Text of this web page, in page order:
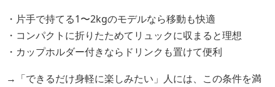
・片手で持てる1〜2kgのモデルなら移動も快適
・コンパクトに折りたためてリュックに収まると理想
・カップホルダー付きならドリンクも置けて便利
→「できるだけ身軽に楽しみたい」人には、この条件を満